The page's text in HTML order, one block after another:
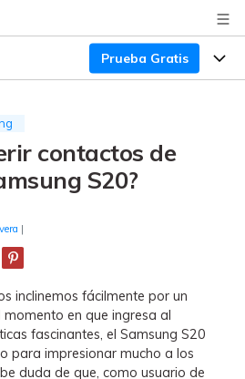
Prueba Gratis
de WhatsApp
datos de WhatsApp de
a iPhone o viceversa. Hace
copias de seguridad de
y más apps sociales.
y Restauración
y restaura copias de
Descargar
contactos de
S20?
|
inclinemos fácilmente por un
en que ingresa al
fascinantes, el Samsung S20
para impresionar mucho a los
duda de que, como usuario de